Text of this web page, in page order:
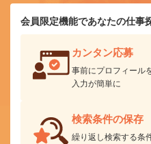
会員限定機能であなたの仕事
カンタン応募
事前にプロフィール
入力が簡単に
検索条件の保存
繰り返し検索する条